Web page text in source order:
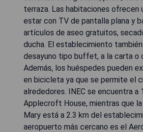
terraza. Las habitaciones ofrecen
estar con TV de pantalla plana y
artículos de aseo gratuitos,
ducha. El establecimiento
desayuno tipo buffet, a la carta o
Además, los huéspedes pueden
en bicicleta ya que se permite el
alrededores. INEC se encuentra a
Applecroft House, mientras que
Mary está a 2.3 km del
aeropuerto más cercano es el